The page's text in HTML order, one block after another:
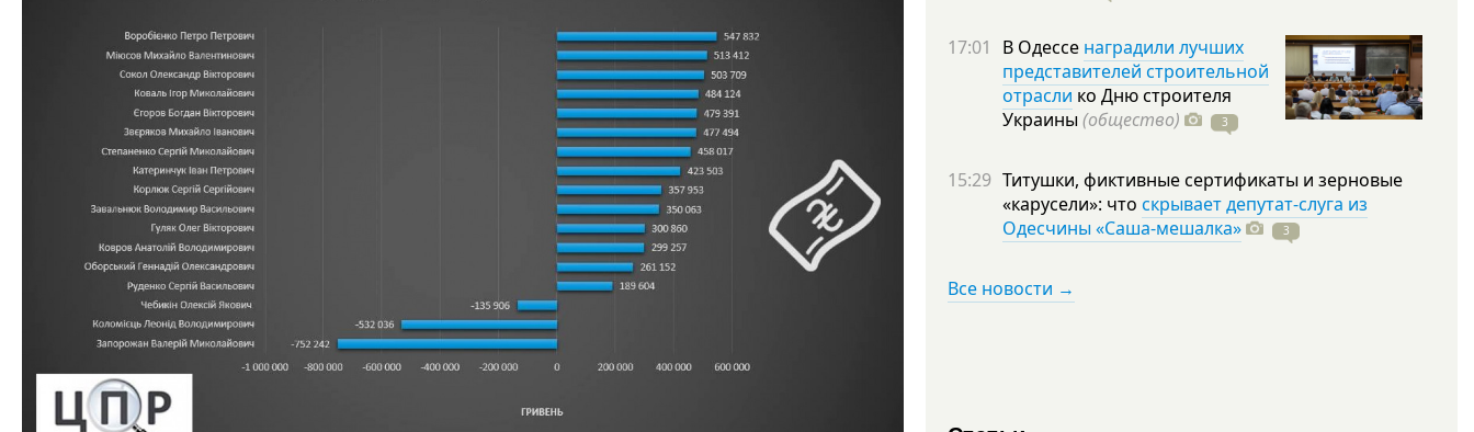
17:01 В Одессе наградили лучших
представителей строительной
отрасли ко Дню строителя
Украины (общество) 3
15:29 Титушки, фиктивные сертификаты и зерновые
«карусели»: что скрывает депутат-слуга из
Одесчины «Саша-мешалка»
3
Все новости →